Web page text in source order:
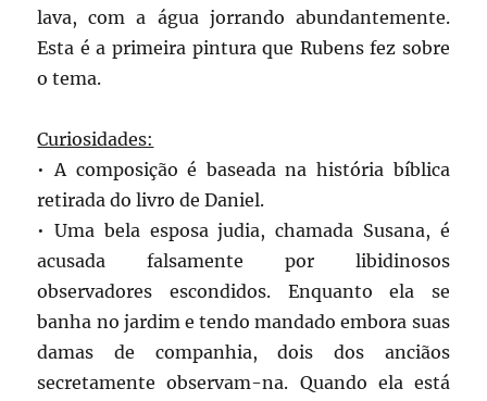
lava, com a água jorrando abundantemente.
Esta é a primeira pintura que Rubens fez sobre
o tema.
Curiosidades:
• A composição é baseada na história bíblica
retirada do livro de Daniel.
• Uma bela esposa judia, chamada Susana, é
acusada falsamente por libidinosos
observadores escondidos. Enquanto ela se
banha no jardim e tendo mandado embora suas
damas de companhia, dois dos anciãos
secretamente observam-na. Quando ela está